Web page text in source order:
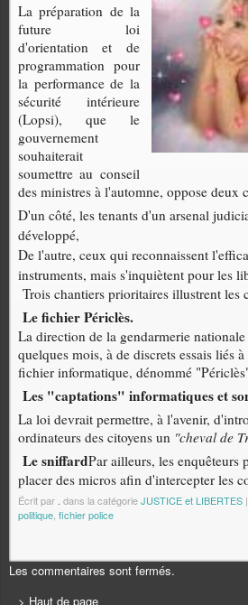
La préparation de la
future loi
d'orientation et de
programmation pour
la performance de la
sécurité intérieure
(Lopsi), que le
gouvernement
souhaiterait
soumettre au conseil
des ministres à l'automne, oppose deux
D'un côté, les tenants d'un arsenal
développé,
De l'autre, ceux qui reconnaissent
instruments, mais s'inquiètent pour les
Trois chantiers prioritaires illustrent les
Le fichier Périclès.
La direction de la gendarmerie
quelques mois, à de discrets essais liés
fichier informatique, dénommé
Les "captations" informatiques et
La loi devrait permettre, à l'avenir,
ordinateurs des citoyens un "cheval de
Le sniffardPar ailleurs, les
placer des micros afin d'intercepter les
Écrit par dans la catégorieJUSTICE et LIBERTES
politique fichier police
Les commentaires sont fermés.
> Haut de page